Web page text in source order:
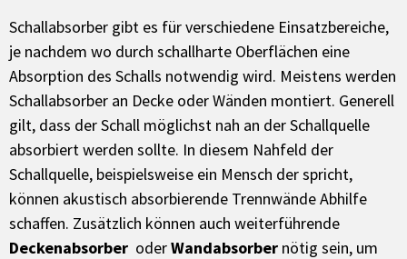
Schallabsorber gibt es für verschiedene Einsatzbereiche,
je nachdem wo durch schallharte Oberflächen eine
Absorption des Schalls notwendig wird. Meistens werden
Schallabsorber an Decke oder Wänden montiert. Generell
gilt, dass der Schall möglichst nah an der Schallquelle
absorbiert werden sollte. In diesem Nahfeld der
Schallquelle, beispielsweise ein Mensch der spricht,
können akustisch absorbierende Trennwände Abhilfe
schaffen. Zusätzlich können auch weiterführende
Deckenabsorber oderWandabsorber nötig sein, um